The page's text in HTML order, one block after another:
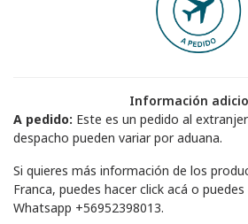
Información
A pedido: Este es un pedido al
despacho pueden variar por aduana.
Si quieres más información de los
Franca, puedes hacerclick acá o
Whatsapp +56952398013.